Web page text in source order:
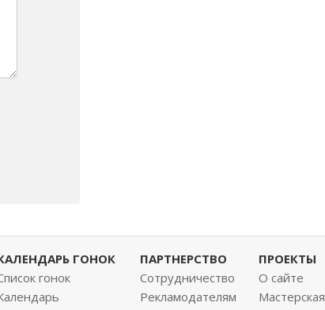
ГОНОК
гонок
ПАРТНЕРСТВО
Сотрудничество
Рекламодателям
ПРОЕКТЫ
О сайте
Мастерская